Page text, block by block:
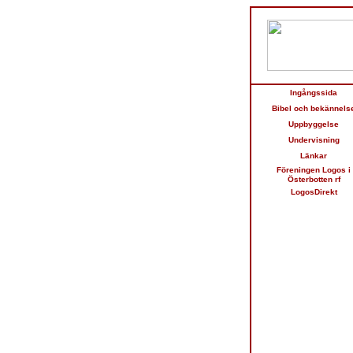
Ingångssida
Bibel och
Uppbyggelse
Undervisning
Länkar
Föreningen Logos i
Österbotten rf
LogosDirekt